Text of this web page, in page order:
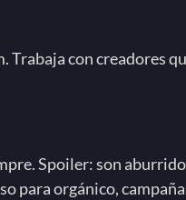
con creadores
Spoiler: son
para orgánico,